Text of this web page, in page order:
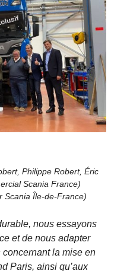
Philippe Robert, Éric
Scania France)
Scania Île-de-France)
nous essayons
et de nous adapter
la mise en
Paris, ainsi qu’aux